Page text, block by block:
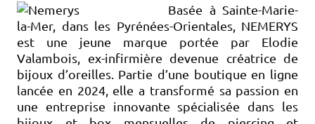
Basée à Sainte-Marie-
la-Mer, dans les Pyrénées-Orientales, NEMERYS
est une jeune marque portée par Elodie
Valambois, ex-infirmière devenue créatrice de
bijoux d’oreilles. Partie d’une boutique en ligne
lancée en 2024, elle a transformé sa passion en
une entreprise innovante spécialisée dans les